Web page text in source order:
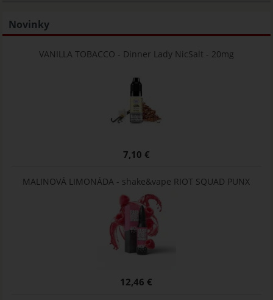
Novinky
VANILLA TOBACCO - Dinner Lady NicSalt - 20mg
7,10 €
MALINOVÁ LIMONÁDA - shake&vape RIOT SQUAD PUNX
12,46 €